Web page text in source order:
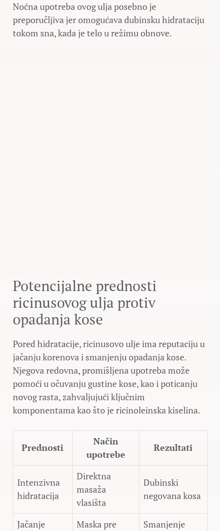
Noćna upotreba ovog ulja posebno je
preporučljiva jer omogućava dubinsku hidrataciju
tokom sna, kada je telo u režimu obnove.
Potencijalne prednosti
ricinusovog ulja protiv
opadanja kose
Pored hidratacije, ricinusovo ulje ima reputaciju u
jačanju korenova i smanjenju opadanja kose.
Njegova redovna, promišljena upotreba može
pomoći u očuvanju gustine kose, kao i poticanju
novog rasta, zahvaljujući ključnim
komponentama kao što je ricinoleinska kiselina.
Prednosti
Način
upotrebe
Rezultati
Intenzivna
hidratacija
Direktna
masaža
vlasišta
Dubinski
negovana kosa
Jačanje
Maska pre
Smanjenje